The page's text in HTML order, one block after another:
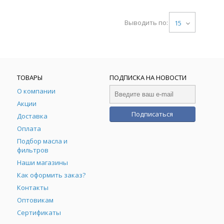
Выводить по: 15
ТОВАРЫ
О компании
Акции
Доставка
Оплата
Подбор масла и
фильтров
Наши магазины
Как оформить заказ?
Контакты
Оптовикам
Сертификаты
ПОДПИСКА НА НОВОСТИ
Подписаться